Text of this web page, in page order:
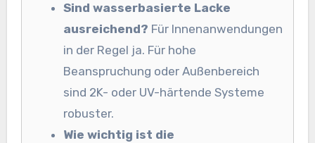
Sind wasserbasierte Lacke
ausreichend? Für Innenanwendungen
in der Regel ja. Für hohe
Beanspruchung oder Außenbereich
sind 2K- oder UV-härtende Systeme
robuster.
Wie wichtig ist die